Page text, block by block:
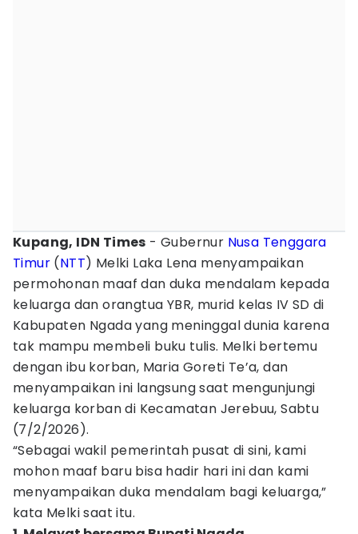
Kupang, IDN Times - Gubernur Nusa Tenggara
Timur (NTT) Melki Laka Lena menyampaikan
permohonan maaf dan duka mendalam kepada
keluarga dan orangtua YBR, murid kelas IV SD di
Kabupaten Ngada yang meninggal dunia karena
tak mampu membeli buku tulis. Melki bertemu
dengan ibu korban, Maria Goreti Te’a, dan
menyampaikan ini langsung saat mengunjungi
keluarga korban di Kecamatan Jerebuu, Sabtu
(7/2/2026).
“Sebagai wakil pemerintah pusat di sini, kami
mohon maaf baru bisa hadir hari ini dan kami
menyampaikan duka mendalam bagi keluarga,”
kata Melki saat itu.